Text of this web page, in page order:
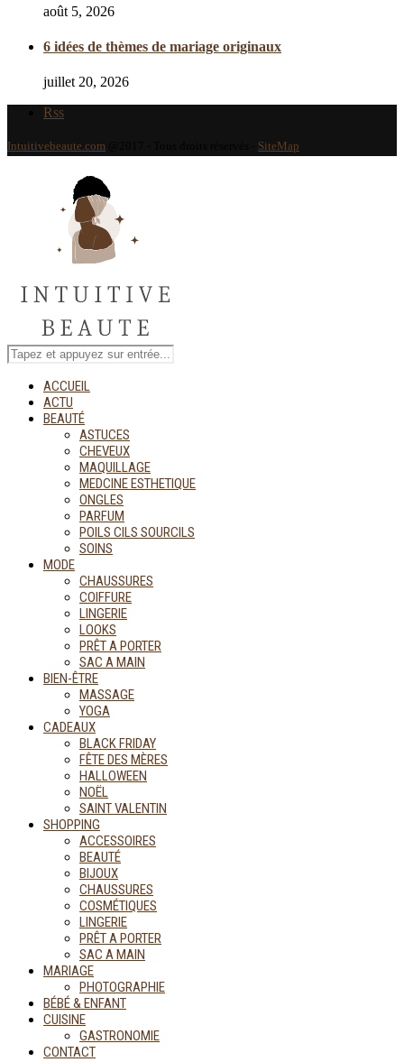
août 5, 2026
6 idées de thèmes de mariage originaux
juillet 20, 2026
Rss
Intuitivebeaute.com SiteMap
ACCUEIL
ACTU
BEAUTÉ
ASTUCES
CHEVEUX
MAQUILLAGE
MEDCINE ESTHETIQUE
ONGLES
PARFUM
POILS CILS SOURCILS
SOINS
MODE
CHAUSSURES
COIFFURE
LINGERIE
LOOKS
PRÊT A PORTER
SAC A MAIN
BIEN-ÊTRE
MASSAGE
YOGA
CADEAUX
BLACK FRIDAY
FÊTE DES MÈRES
HALLOWEEN
NOËL
SAINT VALENTIN
SHOPPING
ACCESSOIRES
BEAUTÉ
BIJOUX
CHAUSSURES
COSMÉTIQUES
LINGERIE
PRÊT A PORTER
SAC A MAIN
MARIAGE
PHOTOGRAPHIE
BÉBÉ & ENFANT
CUISINE
GASTRONOMIE
CONTACT